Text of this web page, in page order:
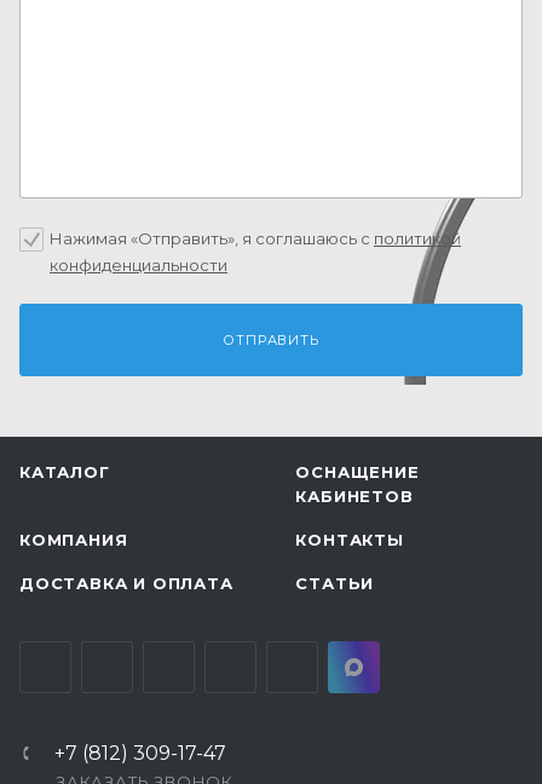
Нажимая «Отправить», я соглашаюсь c политикой
конфиденциальности
КАТАЛОГ
ОСНАЩЕНИЕ
КАБИНЕТОВ
КОМПАНИЯ КОНТАКТЫ
ДОСТАВКА И ОПЛАТА СТАТЬИ
+7 (812) 309-17-47